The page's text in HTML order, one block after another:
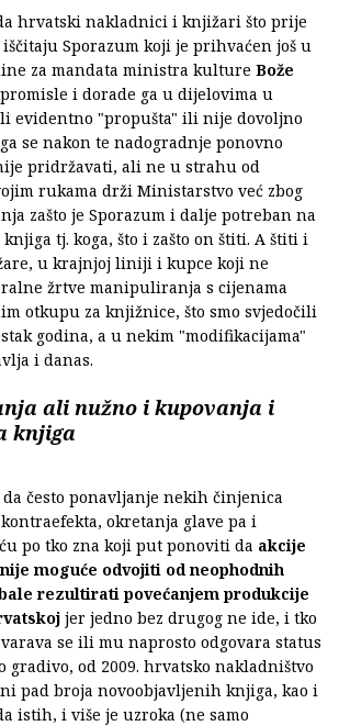
hrvatski nakladnici i knjižari što prije
Sporazum koji je prihvaćen još u
za mandata ministra kulture Bože
i dorade ga u dijelovima u
evidentno "propušta" ili nije dovoljno
se nakon te nadogradnje ponovno
pridržavati, ali ne u strahu od
rukama drži Ministarstvo već zbog
zašto je Sporazum i dalje potreban na
tj. koga, što i zašto on štiti. A štiti i
u krajnjoj liniji i kupce koji ne
žrtve manipuliranja s cijenama
otkupu za knjižnice, što smo svjedočili
godina, a u nekim "modifikacijama"
i danas.
ali nužno i kupovanja i
knjiga
da često ponavljanje nekih činjenica
okretanja glave pa i
po tko zna koji put ponoviti da akcije
moguće odvojiti od neophodnih
rezultirati povećanjem produkcije
jer jedno bez drugog ne ide, i tko
se ili mu naprosto odgovara status
gradivo, od 2009. hrvatsko nakladništvo
pad broja novoobjavljenih knjiga, kao i
istih, i više je uzroka (ne samo